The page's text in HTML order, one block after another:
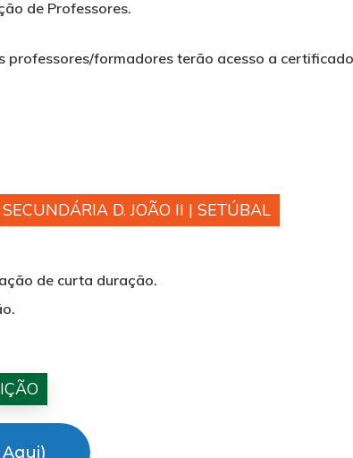
de Professores.
professores/formadores terão acesso a
D. JOÃO II | SETÚBAL
de curta duração.